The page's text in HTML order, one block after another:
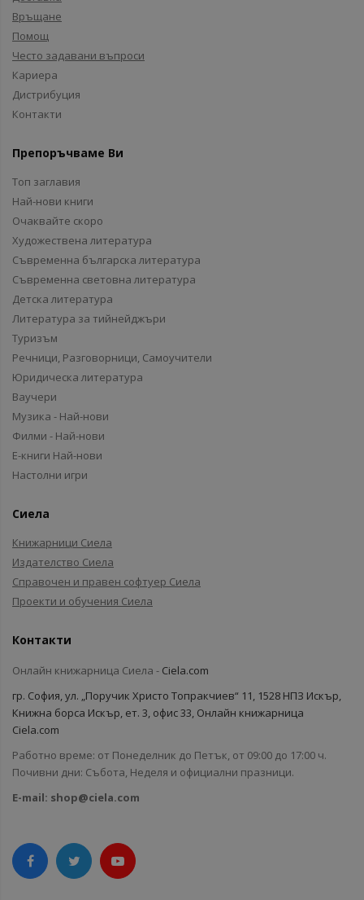
Връщане
Помощ
Често задавани въпроси
Кариера
Дистрибуция
Контакти
Препоръчваме Ви
Топ заглавия
Най-нови книги
Очаквайте скоро
Художествена литература
Съвременна българска литература
Съвременна световна литература
Детска литература
Литература за тийнейджъри
Туризъм
Речници, Разговорници, Самоучители
Юридическа литература
Ваучери
Музика - Най-нови
Филми - Най-нови
Е-книги Най-нови
Настолни игри
Сиела
Книжарници Сиела
Издателство Сиела
Справочен и правен софтуер Сиела
Проекти и обучения Сиела
Контакти
Онлайн книжарница Сиела - Ciela.com
гр. София, ул. „Поручик Христо Топракчиев“ 11, 1528 НПЗ Искър,
Книжна борса Искър, ет. 3, офис 33, Онлайн книжарница
Ciela.com
Работно време: от Понеделник до Петък, от 09:00 до 17:00 ч.
Почивни дни: Събота, Неделя и официални празници.
E-mail: shop@ciela.com